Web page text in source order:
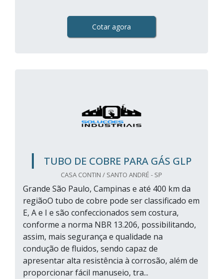
Cotar agora
TUBO DE COBRE PARA GÁS GLP
CASA CONTIN / SANTO ANDRÉ - SP
Grande São Paulo, Campinas e até 400 km da
regiãoO tubo de cobre pode ser classificado em
E, A e I e são confeccionados sem costura,
conforme a norma NBR 13.206, possibilitando,
assim, mais segurança e qualidade na
condução de fluidos, sendo capaz de
apresentar alta resistência à corrosão, além de
proporcionar fácil manuseio, tra...